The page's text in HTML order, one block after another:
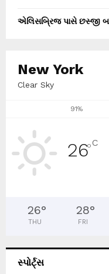
એલિસબ્રિજ પાસે છસ્જી
New York
Clear Sky
91%
26°C
26°
THU
28°
FRI
સ્પોર્ટ્સ